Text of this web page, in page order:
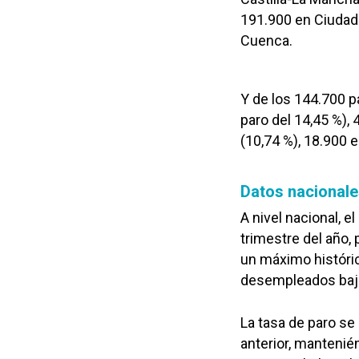
191.900 en
Cuenca.
Y de los 144.700
paro del 14,45 %),
(10,74 %), 18.900
Datos
A nivel nacional,
trimestre del año,
un máximo
desempleados
La tasa de paro
anterior,